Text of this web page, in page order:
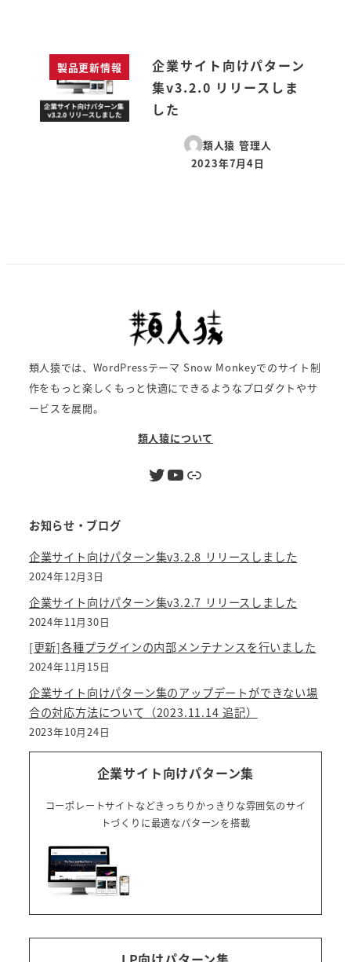
製品更新情報
企業サイト向けパターン
集v3.2.0 リリースしま
した
類人猿 管理人
投稿日
2023年7月4日
類人猿では、WordPressテーマ Snow Monkeyでのサイト制
作をもっと楽しくもっと快適にできるようなプロダクトやサ
ービスを展開。
類人猿について
Twitter YouTube リンク
お知らせ・ブログ
企業サイト向けパターン集v3.2.8 リリースしました
2024年12月3日
企業サイト向けパターン集v3.2.7 リリースしました
2024年11月30日
[更新]各種プラグインの内部メンテナンスを行いました
2024年11月15日
企業サイト向けパターン集のアップデートができない場
合の対応方法について（2023.11.14 追記）
2023年10月24日
企業サイト向けパターン集
コーポレートサイトなどきっちりかっきりな雰囲気のサイ
トづくりに最適なパターンを搭載